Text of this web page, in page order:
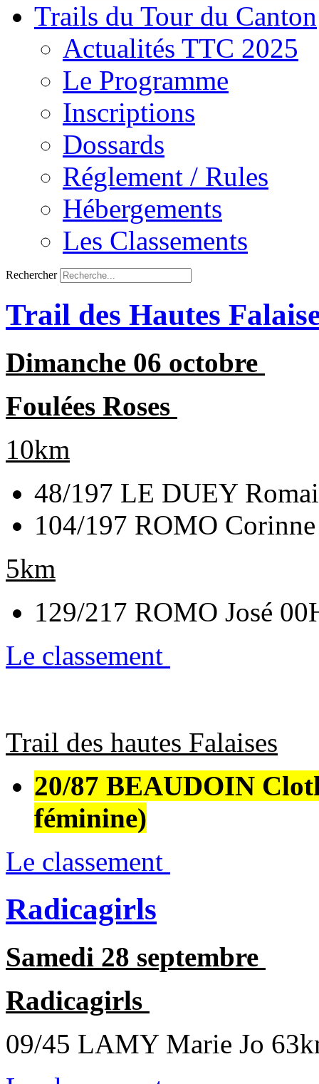
Trails du Tour du Canton
Actualités TTC 2025
Le Programme
Inscriptions
Dossards
Réglement / Rules
Hébergements
Les Classements
Rechercher
Trail des Hautes
Dimanche 06 octobre
Foulées Roses
10km
48/197 LE DUEY
104/197 ROMO
5km
129/217 ROMO José
Le classement
Trail des hautes Falaises
20/87 BEAUDOIN
féminine)
Le classement
Radicagirls
Samedi 28 septembre
Radicagirls
09/45 LAMY Marie Jo